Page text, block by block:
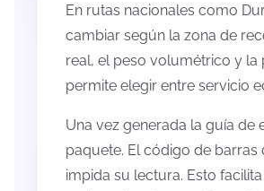
En rutas nacionales como
cambiar según la zona de
real, el peso volumétrico y la
permite elegir entre servicio
Una vez generada la guía
paquete. El código de
impida su lectura. Esto